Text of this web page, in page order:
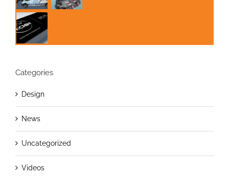
Categories
Design
News
Uncategorized
Videos